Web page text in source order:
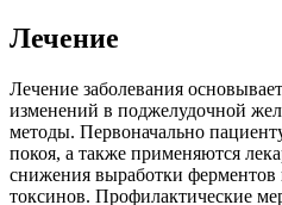
Лечение
Лечение заболевания
изменений в поджелудочной
методы. Первоначально
покоя, а также применяются
снижения выработки
токсинов. Профилактические